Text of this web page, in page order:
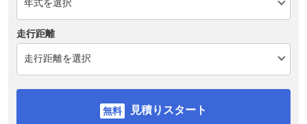
走行距離
見積りスタート